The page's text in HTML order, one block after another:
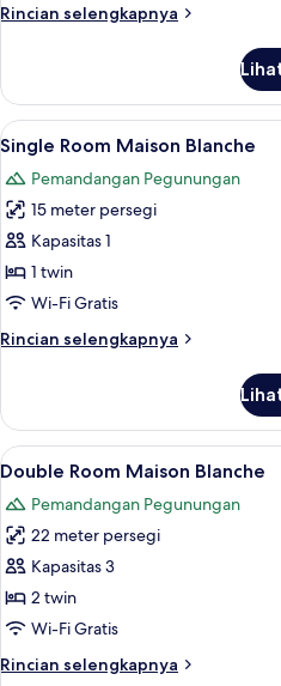
Rincian selengkapnya
Rincian
Family
Room
Maison
Blanche
Lihat
semua
foto
untuk
Single
Room
Maison
4
Single Room Maison Blanche
Pemandangan Pegunungan
15 meter persegi
Kapasitas 1
1 twin
Wi-Fi Gratis
Rincian selengkapnya
Rincian
Single
Room
Maison
Lihat
semua
foto
untuk
Double
Room
Maison
5
Double Room Maison Blanche
Pemandangan Pegunungan
22 meter persegi
Kapasitas 3
2 twin
Wi-Fi Gratis
Rincian selengkapnya
Rincian